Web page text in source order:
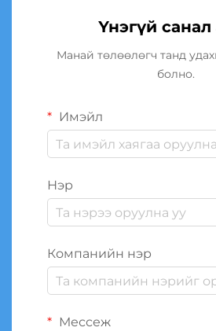
Үнэгүй санал
Манай төлөөлөгч танд
болно.
Имэйл
Нэр
Компанийн нэр
Мессеж